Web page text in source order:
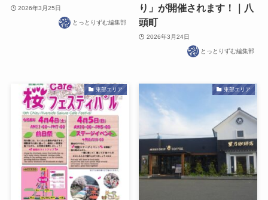
2026年3月25日
とっとりずむ編集部
り」が開催されます！｜八
頭町
2026年3月24日
とっとりずむ編集部
東部エリア 東部エリア